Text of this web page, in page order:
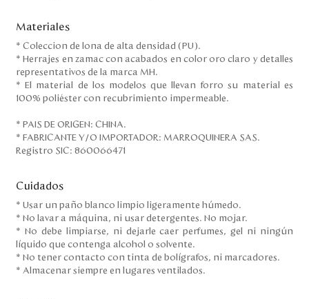
Costa Rica
Panamá
USA
Venezuela
Materiales
* Coleccion de lona de alta densidad (PU).
* Herrajes en zamac con acabados en color oro claro y detalles
representativos de la marca MH.
* El material de los modelos que llevan forro su material es
100% poliéster con recubrimiento impermeable.
* PAIS DE ORIGEN: CHINA.
* FABRICANTE Y/O IMPORTADOR: MARROQUINERA SAS.
Registro SIC: 860066471
Cuidados
* Usar un paño blanco limpio ligeramente húmedo.
* No lavar a máquina, ni usar detergentes. No mojar.
* No debe limpiarse, ni dejarle caer perfumes, gel ni ningún
líquido que contenga alcohol o solvente.
* No tener contacto con tinta de bolígrafos, ni marcadores.
* Almacenar siempre en lugares ventilados.